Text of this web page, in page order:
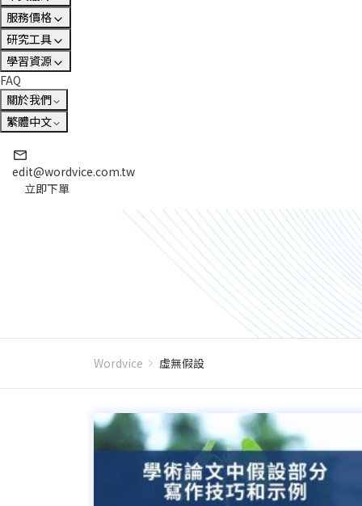
服務價格
研究工具
學習資源
FAQ
關於我們
繁體中文
edit@wordvice.com.tw
立即下單
Wordvice 虛無假設